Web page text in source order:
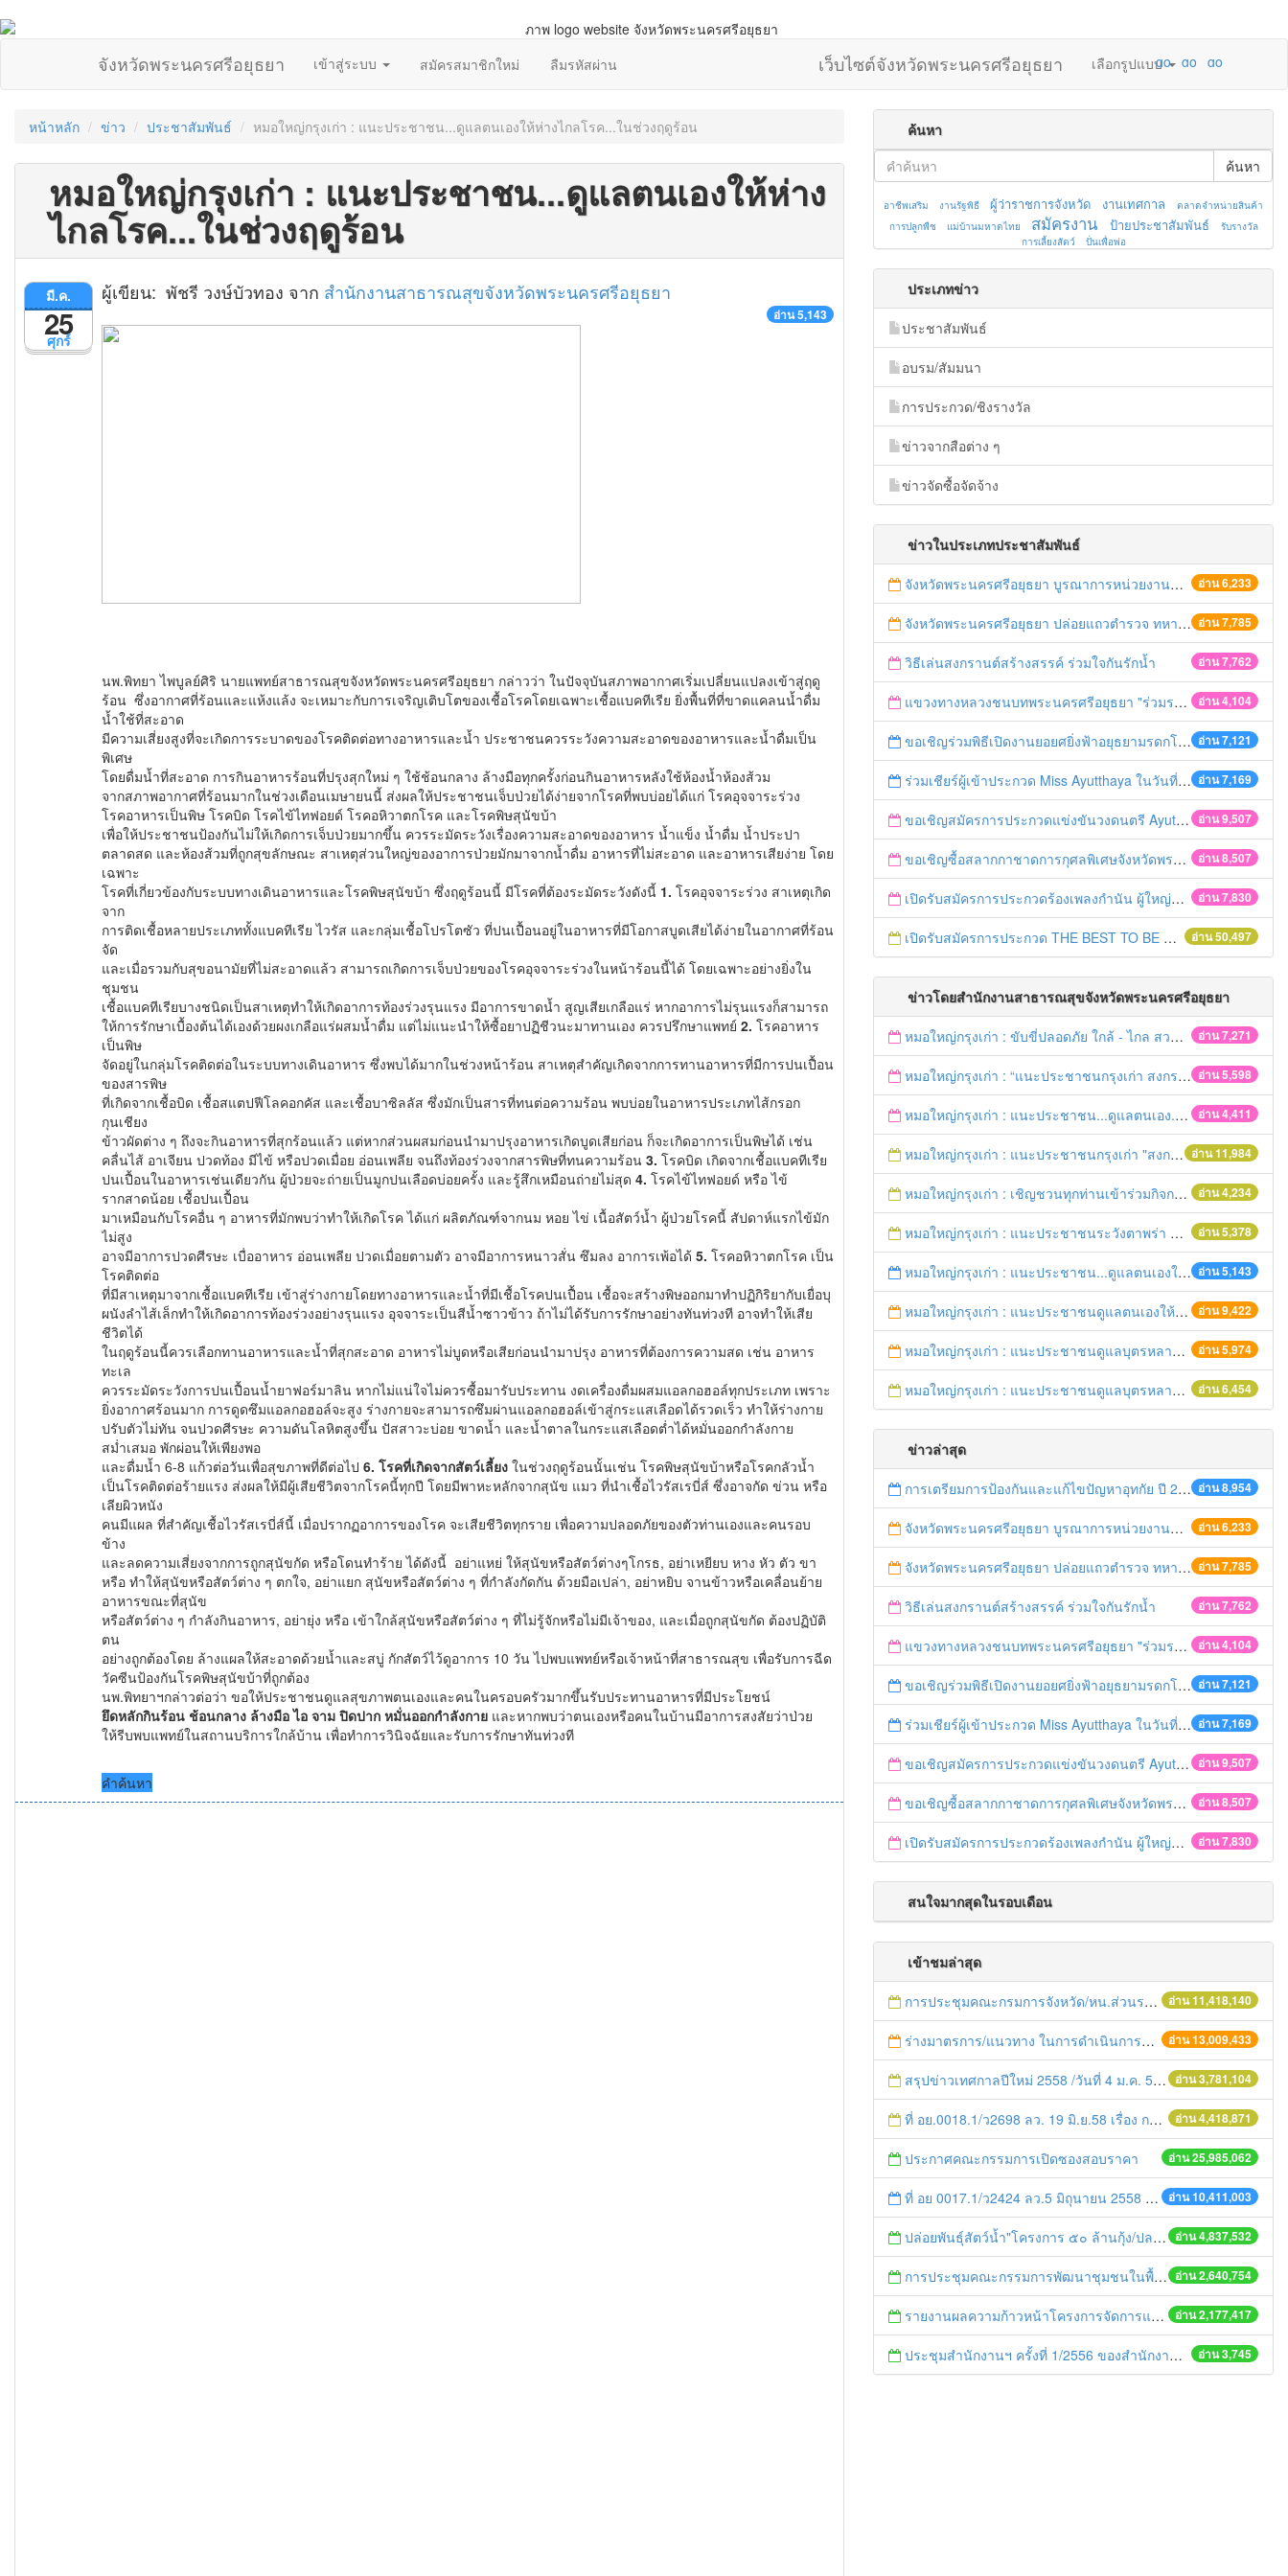
จังหวัดพระนครศรีอยุธยา เข้าสู่ระบบ สมัครสมาชิกใหม่ ลืมรหัสผ่าน เว็บไซต์จังหวัดพระนครศรีอยุธยา เลือกรูปแบบ
หน้าหลัก ข่าว ประชาสัมพันธ์ หมอใหญ่กรุงเก่า : แนะประชาชน...ดูแลตนเองให้ห่างไกลโรค...ในช่วงฤดูร้อน
หมอใหญ่กรุงเก่า : แนะประชาชน...ดูแลตนเองให้ห่าง
ไกลโรค...ในช่วงฤดูร้อน
ศุกร์
มี.ค.
25
ผู้เขียน: พัชรี วงษ์บัวทอง จาก สำนักงานสาธารณสุขจังหวัดพระนครศรีอยุธยา
อ่าน 5,143
นพ.พิทยา ไพบูลย์ศิริ นายแพทย์สาธารณสุขจังหวัดพระนครศรีอยุธยา กล่าวว่า ในปัจจุบันสภาพอากาศเริ่มเปลี่ยนแปลงเข้าสู่ฤดู
ร้อน ซึ่งอากาศที่ร้อนและแห้งแล้ง จะเหมาะกับการเจริญเติบโตของเชื้อโรคโดยเฉพาะเชื้อแบคทีเรีย ยิ่งพื้นที่ที่ขาดแคลนน้ำดื่ม
น้ำใช้ที่สะอาด
มีความเสี่ยงสูงที่จะเกิดการระบาดของโรคติดต่อทางอาหารและน้ำ ประชาชนควรระวังความสะอาดของอาหารและน้ำดื่มเป็น
พิเศษ
โดยดื่มน้ำที่สะอาด การกินอาหารร้อนที่ปรุงสุกใหม่ ๆ ใช้ช้อนกลาง ล้างมือทุกครั้งก่อนกินอาหารหลังใช้ห้องน้ำห้องส้วม
จากสภาพอากาศที่ร้อนมากในช่วงเดือนเมษายนนี้ ส่งผลให้ประชาชนเจ็บป่วยได้ง่ายจากโรคที่พบบ่อยได้แก่ โรคอุจจาระร่วง
โรคอาหารเป็นพิษ โรคบิด โรคไข้ไทฟอยด์ โรคอหิวาตกโรค และโรคพิษสุนัขบ้า
เพื่อให้ประชาชนป้องกันไม่ให้เกิดการเจ็บป่วยมากขึ้น ควรระมัดระวังเรื่องความสะอาดของอาหาร น้ำแข็ง น้ำดื่ม น้ำประปา
ตลาดสด และห้องส้วมที่ถูกสุขลักษณะ สาเหตุส่วนใหญ่ของอาการป่วยมักมาจากน้ำดื่ม อาหารที่ไม่สะอาด และอาหารเสียง่าย โดย
เฉพาะ
โรคที่เกี่ยวข้องกับระบบทางเดินอาหารและโรคพิษสุนัขบ้า ซึ่งฤดูร้อนนี้ มีโรคที่ต้องระมัดระวังดังนี้ 1. โรคอุจจาระร่วง สาเหตุเกิด
จาก
การติดเชื้อหลายประเภททั้งแบคทีเรีย ไวรัส และกลุ่มเชื้อโปรโตซัว ที่ปนเปื้อนอยู่ในอาหารที่มีโอกาสบูดเสียได้ง่ายในอากาศที่ร้อน
จัด
และเมื่อรวมกับสุขอนามัยที่ไม่สะอาดแล้ว สามารถเกิดการเจ็บป่วยของโรคอุจจาระร่วงในหน้าร้อนนี้ได้ โดยเฉพาะอย่างยิ่งใน
ชุมชน
เชื้อแบคทีเรียบางชนิดเป็นสาเหตุทำให้เกิดอาการท้องร่วงรุนแรง มีอาการขาดน้ำ สูญเสียเกลือแร่ หากอาการไม่รุนแรงก็สามารถ
ให้การรักษาเบื้องต้นได้เองด้วยผงเกลือแร่ผสมน้ำดื่ม แต่ไม่แนะนำให้ซื้อยาปฏิชีวนะมาทานเอง ควรปรึกษาแพทย์ 2. โรคอาหาร
เป็นพิษ
จัดอยู่ในกลุ่มโรคติดต่อในระบบทางเดินอาหาร ซึ่งพบได้มากในช่วงหน้าร้อน สาเหตุสำคัญเกิดจากการทานอาหารที่มีการปนเปื้อน
ของสารพิษ
ที่เกิดจากเชื้อบิด เชื้อสแตปฟีโลคอกคัส และเชื้อบาซิลลัส ซึ่งมักเป็นสารที่ทนต่อความร้อน พบบ่อยในอาหารประเภทไส้กรอก
กุนเชียง
ข้าวผัดต่าง ๆ ถึงจะกินอาหารที่สุกร้อนแล้ว แต่หากส่วนผสมก่อนนำมาปรุงอาหารเกิดบูดเสียก่อน ก็จะเกิดอาการเป็นพิษได้ เช่น
คลื่นไส้ อาเจียน ปวดท้อง มีไข้ หรือปวดเมื่อย อ่อนเพลีย จนถึงท้องร่วงจากสารพิษที่ทนความร้อน 3. โรคบิด เกิดจากเชื้อแบคทีเรีย
ปนเปื้อนในอาหารเช่นเดียวกัน ผู้ป่วยจะถ่ายเป็นมูกปนเลือดบ่อยครั้ง และรู้สึกเหมือนถ่ายไม่สุด 4. โรคไข้ไทฟอยด์ หรือ ไข้
รากสาดน้อย เชื้อปนเปื้อน
มาเหมือนกับโรคอื่น ๆ อาหารที่มักพบว่าทำให้เกิดโรค ได้แก่ ผลิตภัณฑ์จากนม หอย ไข่ เนื้อสัตว์น้ำ ผู้ป่วยโรคนี้ สัปดาห์แรกไข้มัก
ไม่สูง
อาจมีอาการปวดศีรษะ เบื่ออาหาร อ่อนเพลีย ปวดเมื่อยตามตัว อาจมีอาการหนาวสั่น ซึมลง อาการเพ้อได้ 5. โรคอหิวาตกโรค เป็น
โรคติดต่อ
ที่มีสาเหตุมาจากเชื้อแบคทีเรีย เข้าสู่ร่างกายโดยทางอาหารและน้ำที่มีเชื้อโรคปนเปื้อน เชื้อจะสร้างพิษออกมาทำปฏิกิริยากับเยื่อบุ
ผนังลำไส้เล็กทำให้เกิดอาการท้องร่วงอย่างรุนแรง อุจจาระเป็นสีน้ำซาวข้าว ถ้าไม่ได้รับการรักษาอย่างทันท่วงที อาจทำให้เสีย
ชีวิตได้
ในฤดูร้อนนี้ควรเลือกทานอาหารและน้ำที่สุกสะอาด อาหารไม่บูดหรือเสียก่อนนำมาปรุง อาหารที่ต้องการความสด เช่น อาหาร
ทะเล
ควรระมัดระวังการปนเปื้อนน้ำยาฟอร์มาลิน หากไม่แน่ใจไม่ควรซื้อมารับประทาน งดเครื่องดื่มผสมแอลกอฮอล์ทุกประเภท เพราะ
ยิ่งอากาศร้อนมาก การดูดซึมแอลกอฮอล์จะสูง ร่างกายจะสามารถซึมผ่านแอลกอฮอล์เข้าสู่กระแสเลือดได้รวดเร็ว ทำให้ร่างกาย
ปรับตัวไม่ทัน จนปวดศีรษะ ความดันโลหิตสูงขึ้น ปัสสาวะบ่อย ขาดน้ำ และน้ำตาลในกระแสเลือดต่ำได้หมั่นออกกำลังกาย
สม่ำเสมอ พักผ่อนให้เพียงพอ
และดื่มน้ำ 6-8 แก้วต่อวันเพื่อสุขภาพที่ดีต่อไป 6. โรคที่เกิดจากสัตว์เลี้ยง ในช่วงฤดูร้อนนั้นเช่น โรคพิษสุนัขบ้าหรือโรคกลัวน้ำ
เป็นโรคติดต่อร้ายแรง ส่งผลให้มีผู้เสียชีวิตจากโรคนี้ทุกปี โดยมีพาหะหลักจากสุนัข แมว ที่นำเชื้อไวรัสเรบี่ส์ ซึ่งอาจกัด ข่วน หรือ
เลียผิวหนัง
คนมีแผล ที่สำคัญเชื้อไวรัสเรบี่ส์นี้ เมื่อปรากฏอาการของโรค จะเสียชีวิตทุกราย เพื่อความปลอดภัยของตัวท่านเองและคนรอบ
ข้าง
และลดความเสี่ยงจากการถูกสุนัขกัด หรือโดนทำร้าย ได้ดังนี้ อย่าแหย่ ให้สุนัขหรือสัตว์ต่างๆโกรธ, อย่าเหยียบ หาง หัว ตัว ขา
หรือ ทำให้สุนัขหรือสัตว์ต่าง ๆ ตกใจ, อย่าแยก สุนัขหรือสัตว์ต่าง ๆ ที่กำลังกัดกัน ด้วยมือเปล่า, อย่าหยิบ จานข้าวหรือเคลื่อนย้าย
อาหารขณะที่สุนัข
หรือสัตว์ต่าง ๆ กำลังกินอาหาร, อย่ายุ่ง หรือ เข้าใกล้สุนัขหรือสัตว์ต่าง ๆ ที่ไม่รู้จักหรือไม่มีเจ้าของ, และเมื่อถูกสุนัขกัด ต้องปฏิบัติ
ตน
อย่างถูกต้องโดย ล้างแผลให้สะอาดด้วยน้ำและสบู่ กักสัตว์ไว้ดูอาการ 10 วัน ไปพบแพทย์หรือเจ้าหน้าที่สาธารณสุข เพื่อรับการฉีด
วัคซีนป้องกันโรคพิษสุนัขบ้าที่ถูกต้อง
นพ.พิทยาฯกล่าวต่อว่า ขอให้ประชาชนดูแลสุขภาพตนเองและคนในครอบครัวมากขึ้นรับประทานอาหารที่มีประโยชน์
ยึดหลักกินร้อน ช้อนกลาง ล้างมือ ไอ จาม ปิดปาก หมั่นออกกําลังกาย และหากพบว่าตนเองหรือคนในบ้านมีอาการสงสัยว่าป่วย
ให้รีบพบแพทย์ในสถานบริการใกล้บ้าน เพื่อทําการวินิจฉัยและรับการรักษาทันท่วงที
คำค้นหา
ค้นหา
ค้นหา
อาชีพเสริม งานรัฐพิธี ผู้ว่าราชการจังหวัด งานเทศกาล
ตลาดจำหน่ายสินค้า
การปลูกพืช
แม่บ้านมหาดไทย สมัครงาน ป้ายประชาสัมพันธ์
รับรางวัล
การเลี้ยงสัตว์
ปั่นเพื่อพ่อ
ประเภทข่าว
ประชาสัมพันธ์
อบรม/สัมมนา
การประกวด/ชิงรางวัล
ข่าวจากสือต่าง ๆ
ข่าวจัดซื้อจัดจ้าง
ข่าวในประเภทประชาสัมพันธ์
อ่าน 6,233
จังหวัดพระนครศรีอยุธยา บูรณาการหน่วยงานที่เกี่ยวข้อง ลงพื้นที่จัดระเบียบและดำเนินมาตรการตามบทลงโทษสูงสุดกับผู้ประกอบการร้านค้าที่ยังฝ่าฝืนตั้งร้านค้ารุกล้ำเขตพื้นที่ทางหลวง เตรียมความปลอดภัยก่อนเทศกาลสงกรานต์
อ่าน 7,785
จังหวัดพระนครศรีอยุธยา ปล่อยแถวตำรวจ ทหาร ฝ่ายปกครอง กว่า 100 นาย ตรวจเข้มท่ารถสาธารณะ สถานีขนส่งรถโดยสาร วินรถตู้ และสถานีรถไฟ เตรียมรับมือเทศกาลสงกรานต์
อ่าน 7,762
วิธีเล่นสงกรานต์สร้างสรรค์ ร่วมใจกันรักน้ำ
อ่าน 4,104
แขวงทางหลวงชนบทพระนครศรีอยุธยา "ร่วมรณรงค์ ขับช้า เปิดไฟหน้า คาดเข็มขัด" เทศกาลสงกรานต์ ปี 2561
อ่าน 7,121
ขอเชิญร่วมพิธีเปิดงานยอยศยิ่งฟ้าอยุธยามรดกโลก
อ่าน 7,169
ร่วมเชียร์ผู้เข้าประกวด Miss Ayutthaya ในวันที่ 15 ธันวาคม 2560
อ่าน 9,507
ขอเชิญสมัครการประกวดแข่งขันวงดนตรี Ayutthaya battle of the bands
อ่าน 8,507
ขอเชิญซื้อสลากกาชาดการกุศลพิเศษจังหวัดพระนครศรีอยุธยา 2560
อ่าน 7,830
เปิดรับสมัครการประกวดร้องเพลงกำนัน ผู้ใหญ่บ้าน ฯลฯ
อ่าน 50,497
เปิดรับสมัครการประกวด THE BEST TO BE NUMBER ONE
ข่าวโดยสำนักงานสาธารณสุขจังหวัดพระนครศรีอยุธยา
อ่าน 7,271
หมอใหญ่กรุงเก่า : ขับขี่ปลอดภัย ใกล้ - ไกล สวมหมวกนิรภัย
อ่าน 5,598
หมอใหญ่กรุงเก่า : “แนะประชาชนกรุงเก่า สงกรานต์ร่วมขับขี่ปลอดภัย
อ่าน 4,411
หมอใหญ่กรุงเก่า : แนะประชาชน...ดูแลตนเอง...“รับมือภัยแล้ง”
อ่าน 11,984
หมอใหญ่กรุงเก่า : แนะประชาชนกรุงเก่า "สงกรานต์ขับขี่ปลอดภัย"
อ่าน 4,234
หมอใหญ่กรุงเก่า : เชิญชวนทุกท่านเข้าร่วมกิจกรรมวิ่งเพื่อสุขภาพ 7เมษายนนี้ 5โมงเย็น
อ่าน 5,378
หมอใหญ่กรุงเก่า : แนะประชาชนระวังตาพร่า ปวดศีรษะ ชาครึ่งซีก เสี่ยงอัมพฤกษ์ อัมพาต
อ่าน 5,143
หมอใหญ่กรุงเก่า : แนะประชาชน...ดูแลตนเองให้ห่างไกลโรค...ในช่วงฤดูร้อน
อ่าน 9,422
หมอใหญ่กรุงเก่า : แนะประชาชนดูแลตนเองให้ห่างไกลวัณโรค
อ่าน 5,974
หมอใหญ่กรุงเก่า : แนะประชาชนดูแลบุตรหลาน ป้องกันเด็กจมน้ำตายในช่วงฤดูร้อน
อ่าน 6,454
หมอใหญ่กรุงเก่า : แนะประชาชนดูแลบุตรหลาน ป้องกันเด็กจมน้ำตายในช่วงฤดูร้อน
ข่าวล่าสุด
อ่าน 8,954
การเตรียมการป้องกันและแก้ไขปัญหาอุทกัย ปี 2561
อ่าน 6,233
จังหวัดพระนครศรีอยุธยา บูรณาการหน่วยงานที่เกี่ยวข้อง ลงพื้นที่จัดระเบียบและดำเนินมาตรการตามบทลงโทษสูงสุดกับผู้ประกอบการร้านค้าที่ยังฝ่าฝืนตั้งร้านค้ารุกล้ำเขตพื้นที่ทางหลวง เตรียมความปลอดภัยก่อนเทศกาลสงกรานต์
อ่าน 7,785
จังหวัดพระนครศรีอยุธยา ปล่อยแถวตำรวจ ทหาร ฝ่ายปกครอง กว่า 100 นาย ตรวจเข้มท่ารถสาธารณะ สถานีขนส่งรถโดยสาร วินรถตู้ และสถานีรถไฟ เตรียมรับมือเทศกาลสงกรานต์
อ่าน 7,762
วิธีเล่นสงกรานต์สร้างสรรค์ ร่วมใจกันรักน้ำ
อ่าน 4,104
แขวงทางหลวงชนบทพระนครศรีอยุธยา "ร่วมรณรงค์ ขับช้า เปิดไฟหน้า คาดเข็มขัด" เทศกาลสงกรานต์ ปี 2561
อ่าน 7,121
ขอเชิญร่วมพิธีเปิดงานยอยศยิ่งฟ้าอยุธยามรดกโลก
อ่าน 7,169
ร่วมเชียร์ผู้เข้าประกวด Miss Ayutthaya ในวันที่ 15 ธันวาคม 2560
อ่าน 9,507
ขอเชิญสมัครการประกวดแข่งขันวงดนตรี Ayutthaya battle of the bands
อ่าน 8,507
ขอเชิญซื้อสลากกาชาดการกุศลพิเศษจังหวัดพระนครศรีอยุธยา 2560
อ่าน 7,830
เปิดรับสมัครการประกวดร้องเพลงกำนัน ผู้ใหญ่บ้าน ฯลฯ
สนใจมากสุดในรอบเดือน
เข้าชมล่าสุด
อ่าน 11,418,140
การประชุมคณะกรมการจังหวัด/หน.ส่วนราชการประจำเดือน มิถุนายน 2558
อ่าน 13,009,433
ร่างมาตรการ/แนวทาง ในการดำเนินการประกอบการตรวจราชการแบบบูรณาการ
อ่าน 3,781,104
สรุปข่าวเทศกาลปีใหม่ 2558 /วันที่ 4 ม.ค. 58
อ่าน 4,418,871
ที่ อย.0018.1/ว2698 ลว. 19 มิ.ย.58 เรื่อง การแก้ไขปัญหาหนี้สินให้แก่เกษตรกร
อ่าน 25,985,062
ประกาศคณะกรรมการเปิดซองสอบราคา
อ่าน 10,411,003
ที่ อย 0017.1/ว2424 ลว.5 มิถุนายน 2558 เรื่อง แจ้งกำหนดตรวจประเมินและให้คะแนนหน่วยงานที่สมัครเข้าร่วมโครงการพัฒนาหน่วยงานต้นแบบในการจัดตั้งศูนย์ข้อมูลข่าวสารของราชการฯ ประจำปีงบประมาณ พ.ศ. 2558
อ่าน 4,837,532
ปล่อยพันธุ์สัตว์น้ำ"โครงการ ๕๐ ล้านกุ้ง/ปลา ฟื้นชีวิตใหม่ให้เจ้าพระยา
อ่าน 2,640,754
การประชุมคณะกรรมการพัฒนาชุมชนในพื้นที่รอบโรงไฟฟ้า (คพรฟ.) ครั้งที่ 2/2558 กองทุนพัฒนาไฟฟ้าบริษัท โรจนะเพาเวอร์ จำกัด
อ่าน 2,177,417
รายงานผลความก้าวหน้าโครงการจัดการแก้ไขปัญหาขยะ สัปดาห์ที่ 9/2558
อ่าน 3,745
ประชุมสำนักงานฯ ครั้งที่ 1/2556 ของสำนักงานโยธาธิการและผังเมืองจังหวัดพระนครศรีอยุธยา